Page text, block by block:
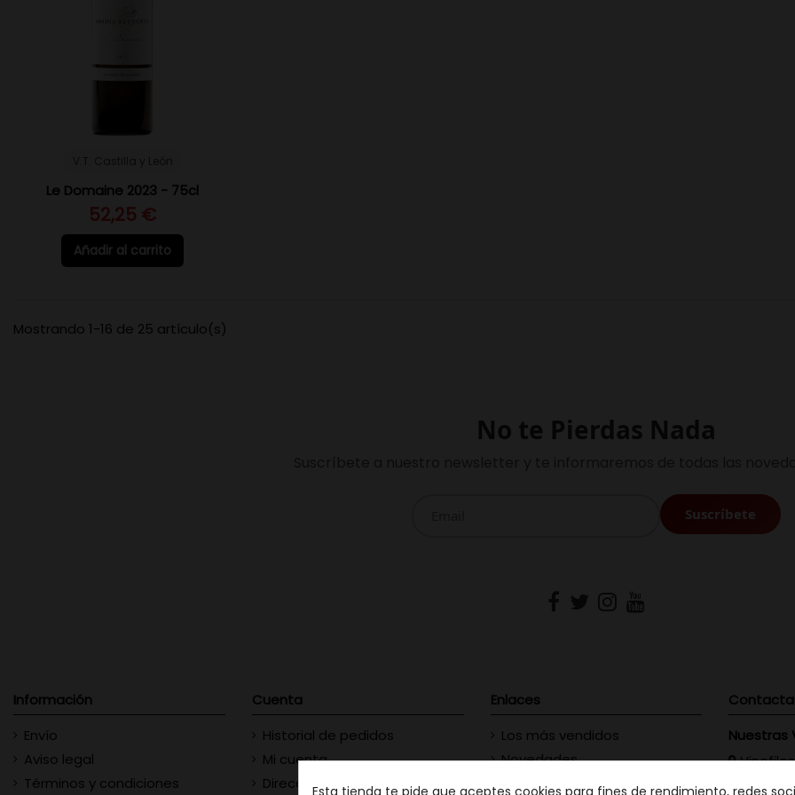
Le Domaine 2023 - 75cl
52,25 €
Añadir al carrito
Mostrando 1-16 de 25 artículo(s)
No te Pierdas Nada
Información
Envío
Aviso legal
Términos y condiciones
Cuenta
Historial de pedidos
Mi cuenta
Direcciones
Enlaces
Los más vendidos
Novedades
Contacte con nosotros
Nuestras
Esta tienda te pide que aceptes cookies para fines de rendimiento, redes